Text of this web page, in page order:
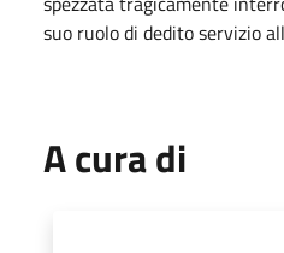
suo ruolo di dedito servizio
A cura di